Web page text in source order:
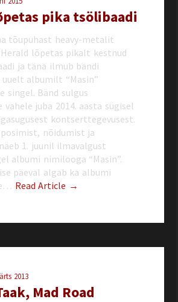
pika tsölibaadi
tõupuhast heavy-metalit
lõpetas pikalt kestnud
ja täna ilmub bändi
uuelt albumilt “Masin”
singel. Bänd sulgus
vahele juba 2014. aasta sügisel
kontserttegevusest.
nõidumist ja
1. juunil ilmavalgust
albumi nimilooga “Masin”.
päeval algab ka albumi
Read Article →
2013
Mad Road